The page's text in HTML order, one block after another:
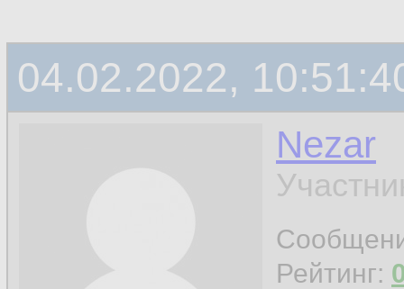
04.02.2022,
Nezar
Рейтинг: